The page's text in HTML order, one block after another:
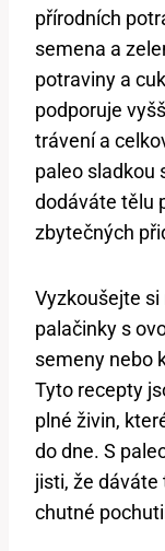
přírodních
semena a
potraviny a
podporuje
trávení a
paleo sladkou
dodáváte tělu
zbytečných
Vyzkoušejte
palačinky s
semeny nebo
Tyto recepty
plné živin,
do dne. S
jisti, že
chutné